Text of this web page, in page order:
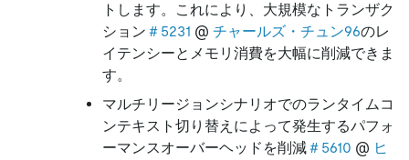
トします。これにより、大規模なトランザク
ション ＃5231 @ チャールズ・チュン96のレ
イテンシーとメモリ消費を大幅に削減できま
す。
マルチリージョンシナリオでのランタイムコ
ンテキスト切り替えによって発生するパフォ
ーマンスオーバーヘッドを削減＃5610 @ ヒ